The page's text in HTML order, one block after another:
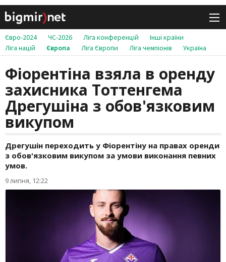
Євро-2024 ЧС-2026 Ліга конференцій
Інші країни
Ліга націй
Європа Ліга Європи Ліга чемпіонів Україна
Фіорентіна взяла в оренду
захисника Тоттенгема
Дрегушіна з обов'язковим
викупом
Дрегушін переходить у Фіорентіну на правах оренди
з обов'язковим викупом за умови виконання певних
умов.
9 липня, 12:22